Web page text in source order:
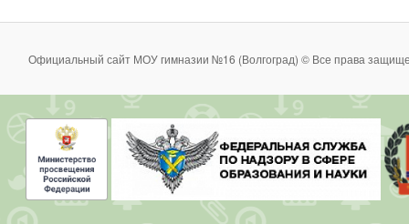
Официальный сайт МОУ гимназии №16 (Волгоград) © Все права